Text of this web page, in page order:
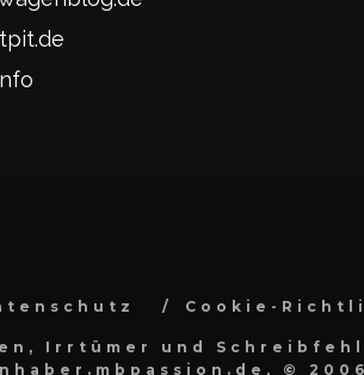
Cookie-
Irrtümer und
©